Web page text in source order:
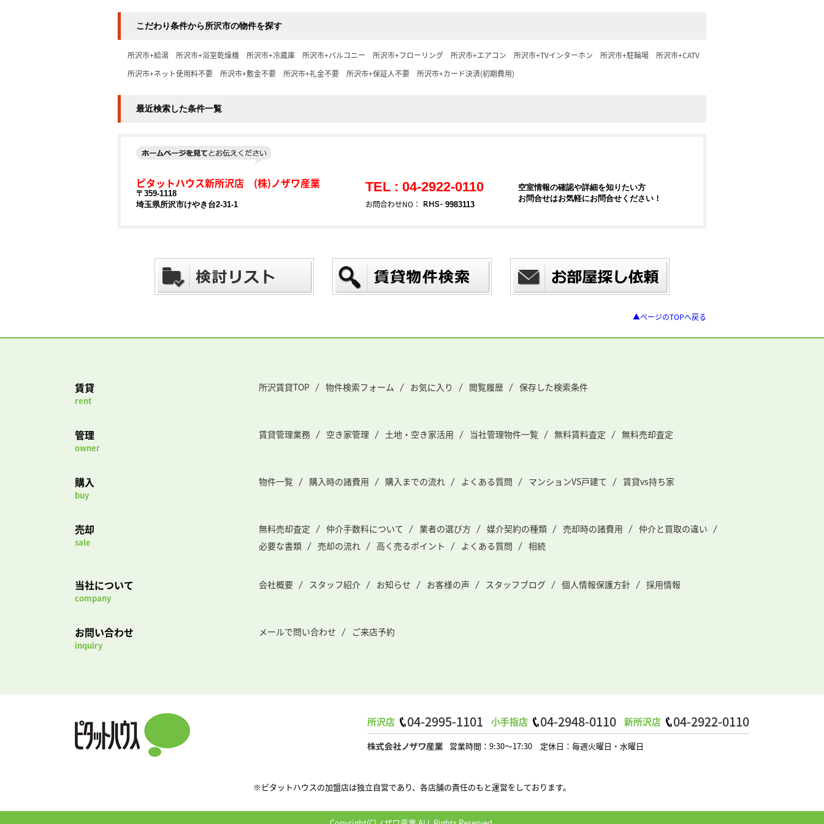
こだわり条件から所沢市の物件を探す
所沢市+給湯 所沢市+浴室乾燥機 所沢市+冷蔵庫 所沢市+バルコニー 所沢市+フローリング 所沢市+エアコン 所沢市+TVインターホン 所沢市+駐輪場
所沢市+CATV
所沢市+ネット使用料不要
所沢市+敷金不要 所沢市+礼金不要 所沢市+保証人不要 所沢市+カード決済(初期費用)
最近検索した条件一覧
ピタットハウス新所沢店 (株)ノザワ産業
〒359-1118
埼玉県所沢市けやき台2-31-1
TEL : 04-2922-0110
お問合わせNO： 9983113
空室情報の確認や詳細を知りたい方
お問合せはお気軽にお問合せください！
▲ページのTOPへ戻る
賃貸
rent
所沢賃貸TOP 物件検索フォーム お気に入り 閲覧履歴 保存した検索条件
管理
owner
賃貸管理業務 空き家管理 土地・空き家活用 当社管理物件一覧 無料賃料査定 無料売却査定
購入
buy
物件一覧 購入時の諸費用 購入までの流れ よくある質問 マンションVS戸建て 賃貸vs持ち家
売却
sale
無料売却査定 仲介手数料について 業者の選び方 媒介契約の種類 売却時の諸費用
仲介と買取の違い
必要な書類
売却の流れ 高く売るポイント よくある質問 相続
当社について
company
会社概要 スタッフ紹介 お知らせ お客様の声 スタッフブログ 個人情報保護方針 採用情報
お問い合わせ
inquiry
メールで問い合わせ ご来店予約
所沢店 04-2995-1101 小手指店 04-2948-0110 新所沢店 04-2922-0110
営業時間：9:30～17:30 定休日：毎週火曜日・水曜日
※ピタットハウスの加盟店は独立自営であり、各店舗の責任のもと運営をしております。